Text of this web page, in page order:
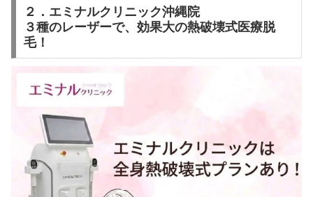
２．エミナルクリニック沖縄院
３種のレーザーで、効果大の熱破壊式医療脱
毛！